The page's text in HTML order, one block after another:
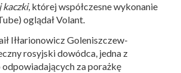
kaczki, której współczesne wykonanie
oglądał Volant.
Iłłarionowicz Goleniszczew-
rosyjski dowódca, jedna z
za porażkę